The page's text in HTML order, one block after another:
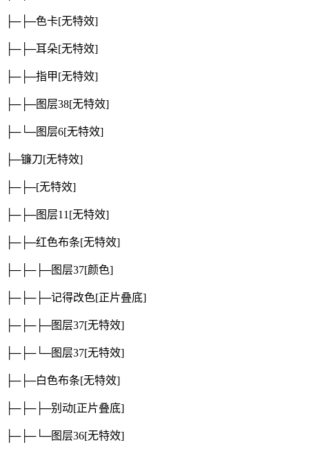
├─├─色卡[无特效]
├─├─耳朵[无特效]
├─├─指甲[无特效]
├─├─图层38[无特效]
├─└─图层6[无特效]
├─镰刀[无特效]
├─├─[无特效]
├─├─图层11 [无特效]
├─├─红色布条[无特效]
├─├─├─图层37[颜色]
├─├─├─记得改色[正片叠底]
├─├─├─图层37[无特效]
├─├─└─图层37[无特效]
├─├─白色布条[无特效]
├─├─├─别动[正片叠底]
├─├─└─图层36[无特效]